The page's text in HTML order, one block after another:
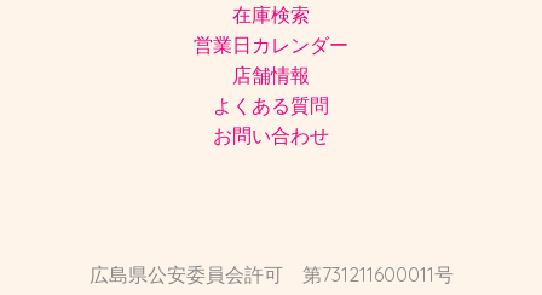
在庫検索
営業日カレンダー
店舗情報
よくある質問
お問い合わせ
広島県公安委員会許可 第731211600011号